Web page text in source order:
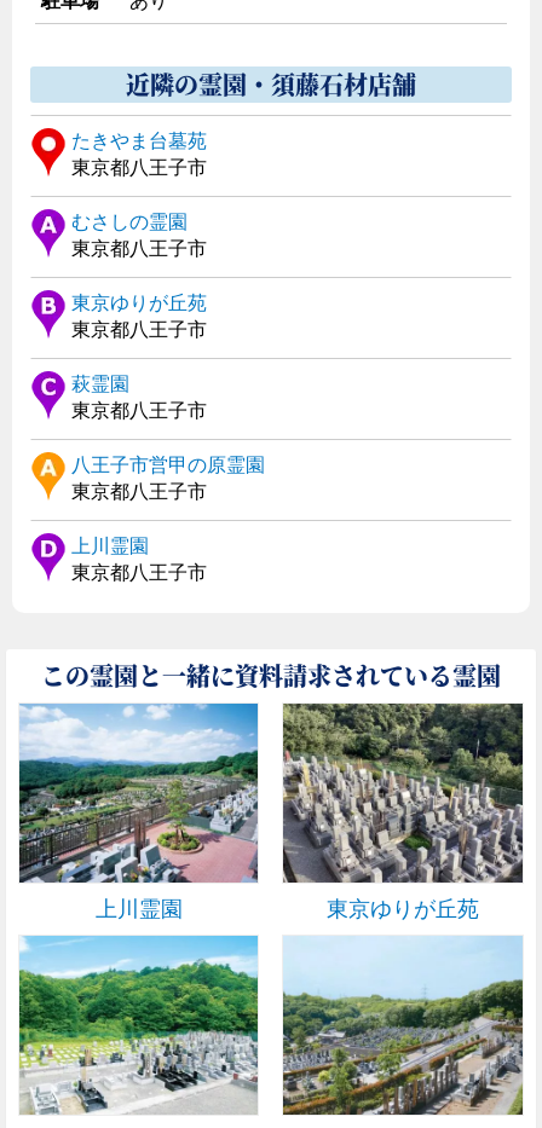
近隣の霊園・須藤石材店舗
たきやま台墓苑
東京都八王子市
むさしの霊園
東京都八王子市
東京ゆりが丘苑
東京都八王子市
萩霊園
東京都八王子市
八王子市営甲の原霊園
東京都八王子市
上川霊園
東京都八王子市
この霊園と一緒に資料請求されている霊園
上川霊園 東京ゆりが丘苑